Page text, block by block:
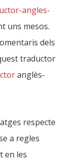
angles-
uns mesos.
dels
traductor
anglès-
respecte
a regles
en les